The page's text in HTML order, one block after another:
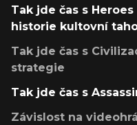
Tak jde čas s
historie kultovní
Tak jde čas s
strategie
Tak jde čas s
Závislost na